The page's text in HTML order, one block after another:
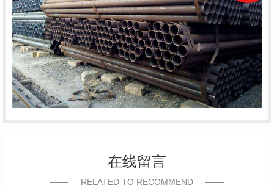
在线留言
RELATED TO RECOMMEND